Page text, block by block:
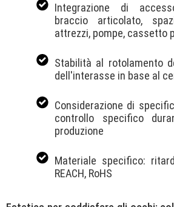
Integrazione di
braccio articolato,
attrezzi, pompe, cassetto
Stabilità al rotolamento
dell'interasse in base al
Considerazione di
controllo specifico
produzione
Materiale specifico:
REACH, RoHS